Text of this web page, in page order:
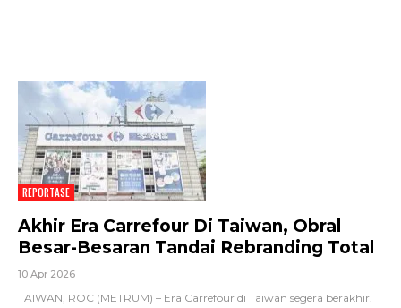
REPORTASE
Akhir Era Carrefour Di Taiwan, Obral
Besar-Besaran Tandai Rebranding Total
10 Apr 2026
TAIWAN, ROC (METRUM) – Era Carrefour di Taiwan segera berakhir.